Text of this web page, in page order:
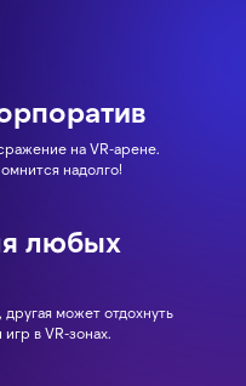
на VR-арене.
надолго!
любых
может отдохнуть
в VR-зонах.